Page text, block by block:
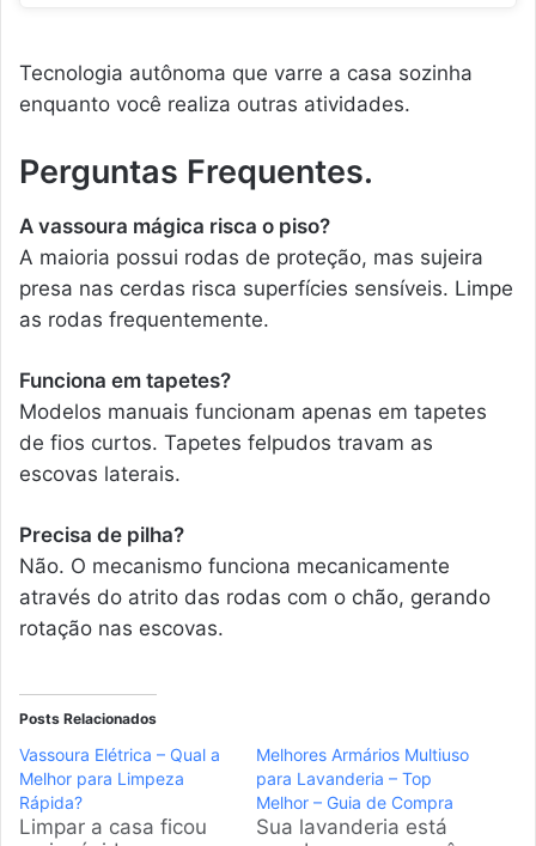
Tecnologia autônoma que varre a casa sozinha
enquanto você realiza outras atividades.
Perguntas Frequentes.
A vassoura mágica risca o piso?
A maioria possui rodas de proteção, mas sujeira
presa nas cerdas risca superfícies sensíveis. Limpe
as rodas frequentemente.
Funciona em tapetes?
Modelos manuais funcionam apenas em tapetes
de fios curtos. Tapetes felpudos travam as
escovas laterais.
Precisa de pilha?
Não. O mecanismo funciona mecanicamente
através do atrito das rodas com o chão, gerando
rotação nas escovas.
Posts Relacionados
Vassoura Elétrica – Qual a
Melhor para Limpeza
Rápida?
Limpar a casa ficou
Melhores Armários Multiuso
para Lavanderia – Top
Melhor – Guia de Compra
Sua lavanderia está